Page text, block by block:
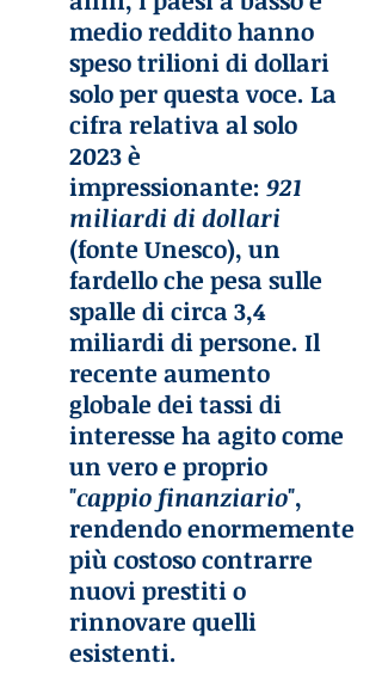
medio reddito hanno
speso trilioni di dollari
solo per questa voce. La
cifra relativa al solo
2023 è
impressionante: 921
miliardi di dollari
(fonte Unesco), un
fardello che pesa sulle
spalle di circa 3,4
miliardi di persone. Il
recente aumento
globale dei tassi di
interesse ha agito come
un vero e proprio
"cappio finanziario",
rendendo enormemente
più costoso contrarre
nuovi prestiti o
rinnovare quelli
esistenti.